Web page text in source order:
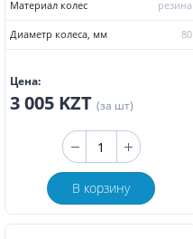
Материал колес резина
Диаметр колеса, мм 80
Цена:
3 005 KZT (за шт)
В корзину